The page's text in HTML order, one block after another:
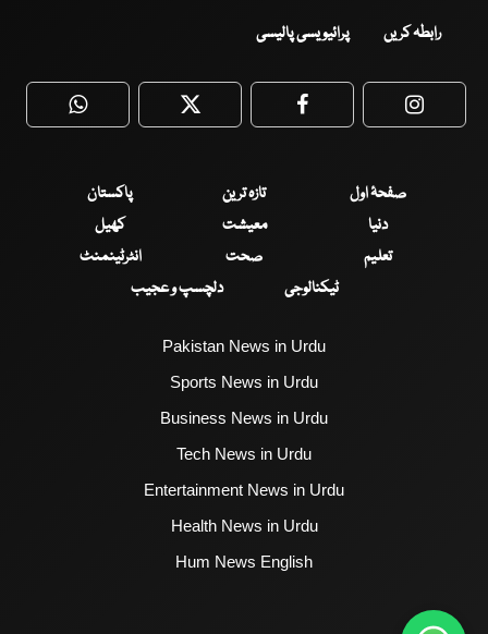
رابطہ کریں پرائیویسی پالیسی
WhatsApp Twitter Facebook
صفحۂ اول تازہ ترین
پاکستان
دنیا
معیشت
کھیل
تعلیم
صحت
انٹرٹینمنٹ
ٹیکنالوجی
دلچسپ و عجیب
Pakistan News in Urdu
Sports News in Urdu
Business News in Urdu
Tech News in Urdu
Entertainment News in Urdu
Health News in Urdu
Hum News English